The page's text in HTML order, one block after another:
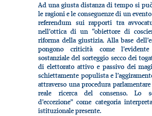
Ad una giusta distanza di tempo si
le ragioni e le conseguenze di un
referendum sui rapporti tra
nell’ottica di un “obiettore di
riforma della giustizia. Alla base
pongono criticità come
sostanziale del sorteggio secco dei
di elettorato attivo e passivo dei
schiettamente populista e
attraverso una procedura
reale ricerca del consenso. Lo
d’eccezione” come categoria
istituzionale presente.